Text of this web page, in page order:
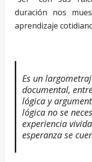
duración nos
aprendizaje
Es un
documental,
lógica y
lógica no se
experiencia
esperanza se